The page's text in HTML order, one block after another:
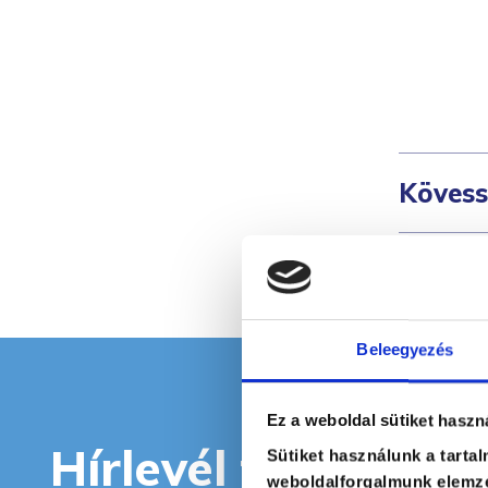
Beleegyezés
Ez a weboldal sütiket
Sütiket használunk a
weboldalforgalmunk
Hírlevél